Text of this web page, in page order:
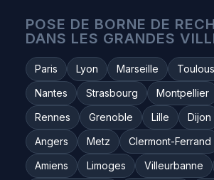
POSE DE BORNE DE
DANS LES GRANDES
Paris Lyon Marseille
Nantes
Strasbourg Montpellier
Rennes
Grenoble Lille Dijon
Angers
Metz Clermont-Ferrand
Amiens
Limoges Villeurbanne